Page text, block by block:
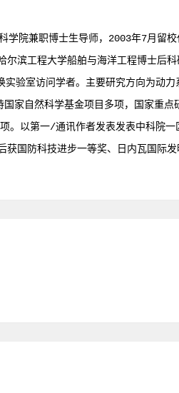
学院兼职博士生导师，2003年7月留
滨工程大学船舶与海洋工程博士后科
验室访问学者。主要研究方向为动力
家自然科学基金项目多项，国家重点
。以第一/通讯作者发表发表中科院一
国防科技进步一等奖、日内瓦国际